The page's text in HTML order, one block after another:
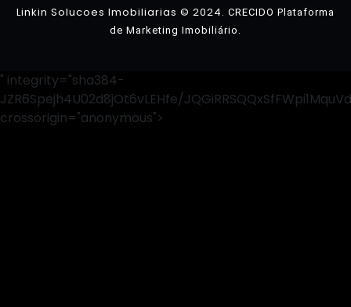
Linkin Solucoes Imobiliarias © 2024. CRECIDO Plataforma
de Marketing Imobiliário .
" integrity="sha384-
JZR6Spejh4U02d8jOt6vLEHfe/
crossorigin="anonymous">